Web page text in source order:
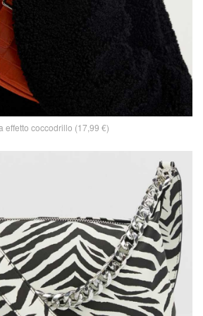
effetto coccodrillo (17,99 €)